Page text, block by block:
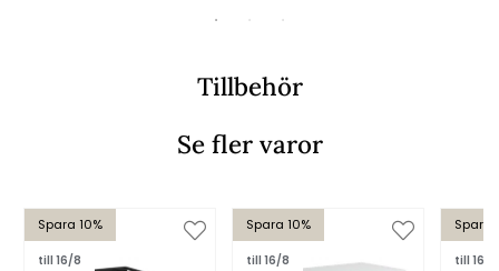
Tillbehör
Se fler varor
Spara 10%
till 16/8
Spara 10%
till 16/8
Spara
till 16/8